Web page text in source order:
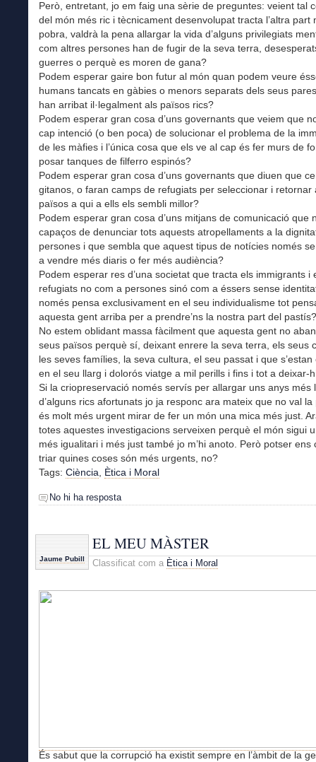
Però, entretant, jo em faig una sèrie de preguntes: veient tal
del món més ric i tècnicament desenvolupat tracta l’altra part
pobra, valdrà la pena allargar la vida d’alguns privilegiats
com altres persones han de fugir de la seva terra,
guerres o perquè es moren de gana?
Podem esperar gaire bon futur al món quan podem veure
humans tancats en gàbies o menors separats dels seus
han arribat il·legalment als països rics?
Podem esperar gran cosa d’uns governants que veiem que
cap intenció (o ben poca) de solucionar el problema de la
de les màfies i l’única cosa que els ve al cap és fer murs de
posar tanques de filferro espinós?
Podem esperar gran cosa d’uns governants que diuen que
gitanos, o faran camps de refugiats per seleccionar i retornar
països a qui a ells els sembli millor?
Podem esperar gran cosa d’uns mitjans de comunicació que
capaços de denunciar tots aquests atropellaments a la
persones i que sembla que aquest tipus de notícies només
a vendre més diaris o fer més audiència?
Podem esperar res d’una societat que tracta els immigrants i
refugiats no com a persones sinó com a éssers sense
només pensa exclusivament en el seu individualisme tot
aquesta gent arriba per a prendre’ns la nostra part del pastís?
No estem oblidant massa fàcilment que aquesta gent no
seus països perquè sí, deixant enrere la seva terra, els seus
les seves famílies, la seva cultura, el seu passat i que s’estan
en el seu llarg i dolorós viatge a mil perills i fins i tot a deixar-
Si la criopreservació només servís per allargar uns anys més
d’alguns rics afortunats jo ja responc ara mateix que no val la
és molt més urgent mirar de fer un món una mica més just.
totes aquestes investigacions serveixen perquè el món sigui
més igualitari i més just també jo m’hi anoto. Però potser ens
triar quines coses són més urgents, no?
Tags: Ciència Ètica i Moral
No hi ha resposta
Jaume Pubill
EL MEU MÀSTER
Classificat com a Ètica i Moral
És sabut que la corrupció ha existit sempre en l’àmbit de la